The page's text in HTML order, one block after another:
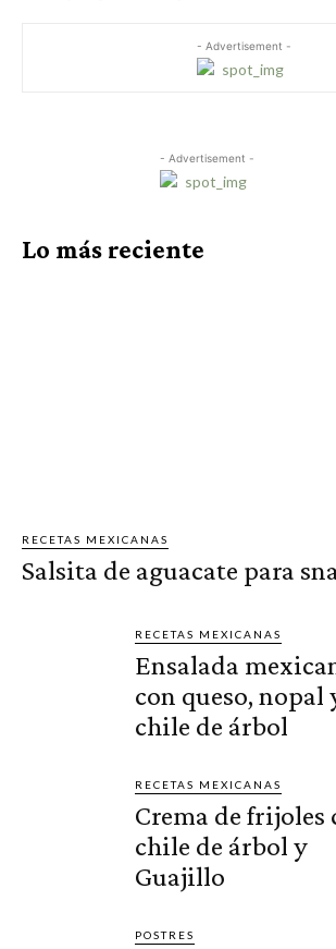
- Advertisement -
- Advertisement -
Lo más reciente
RECETAS MEXICANAS
Salsita de aguacate para
RECETAS MEXICANAS
Ensalada
con queso, nopal
chile de árbol
RECETAS MEXICANAS
Crema de frijoles
chile de árbol y
Guajillo
POSTRES